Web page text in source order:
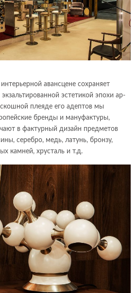
авансцене сохраняет
эстетикой эпохи ар-
плеяде его адептов мы
бренды и мануфактуры,
в фактурный дизайн предметов
серебро, медь, латунь, бронзу,
камней, хрусталь и т.д.